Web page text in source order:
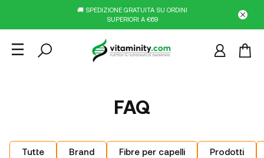
🚚 SPEDIZIONE GRATUITA SU ORDINI
SUPERIORI A €69
FAQ
Tutte Brand Fibre per capelli Prodotti